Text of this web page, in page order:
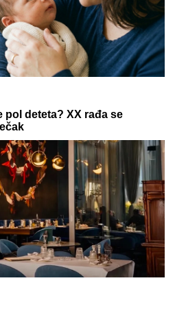
uz PerSu Extra. A ti? Saznaj
"Телекома" Лучићу
персоном нон грата